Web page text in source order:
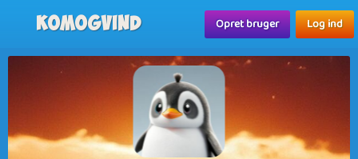
Komogvind Opret bruger Log ind